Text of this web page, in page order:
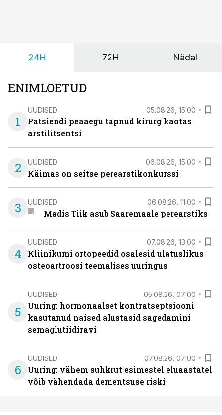
24H 72H Nädal
ENIMLOETUD
1
UUDISED 05.08.26, 15:00
Patsiendi peaaegu tapnud kirurg kaotas
arstilitsentsi
2 UUDISED 06.08.26, 15:00
Käimas on seitse perearstikonkurssi
3 UUDISED 06.08.26, 11:00
Madis Tiik asub Saaremaale perearstiks
4
UUDISED 07.08.26, 13:00
Kliinikumi ortopeedid osalesid ulatuslikus
osteoartroosi teemalises uuringus
5
UUDISED 05.08.26, 07:00
Uuring: hormonaalset kontratseptsiooni
kasutanud naised alustasid sagedamini
semaglutiidiravi
6
UUDISED 07.08.26, 07:00
Uuring: vähem suhkrut esimestel eluaastatel
võib vähendada dementsuse riski